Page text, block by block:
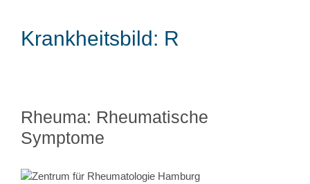
Krankheitsbild: R
Rheuma: Rheumatische
Symptome